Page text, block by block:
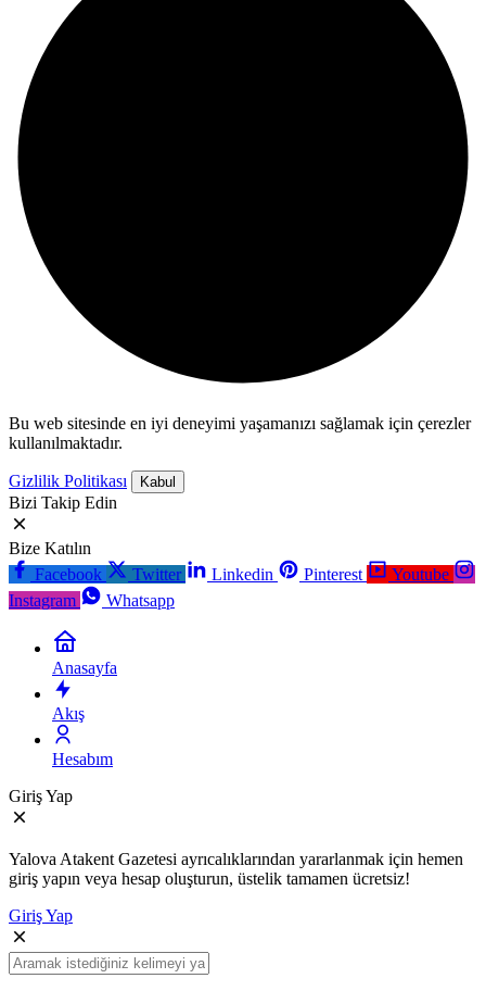
Bu web sitesinde en iyi deneyimi yaşamanızı sağlamak için çerezler
kullanılmaktadır.
Gizlilik Politikası Kabul
Bizi Takip Edin
Bize Katılın
Facebook
Twitter Linkedin Pinterest
Youtube
Instagram
Whatsapp
Anasayfa
Akış
Hesabım
Giriş Yap
Yalova Atakent Gazetesi ayrıcalıklarından yararlanmak için hemen
giriş yapın veya hesap oluşturun, üstelik tamamen ücretsiz!
Giriş Yap